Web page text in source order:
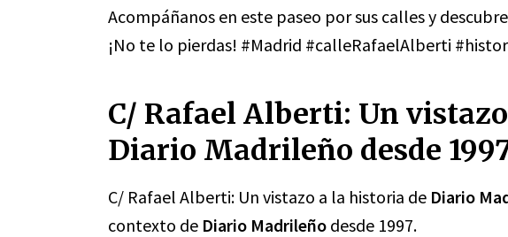
Acompáñanos en este paseo por sus calles y
¡No te lo pierdas! #Madrid #calleRafaelAlberti
C/ Rafael Alberti: Un
Diario Madrileño desde
C/ Rafael Alberti: Un vistazo a la historia de Diario
contexto de Diario Madrileño desde 1997.